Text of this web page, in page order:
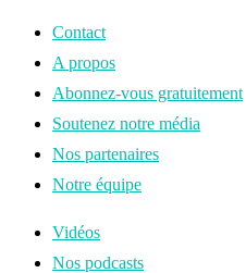
Contact
A propos
Abonnez-vous gratuitement
Soutenez notre média
Nos partenaires
Notre équipe
Vidéos
Nos podcasts